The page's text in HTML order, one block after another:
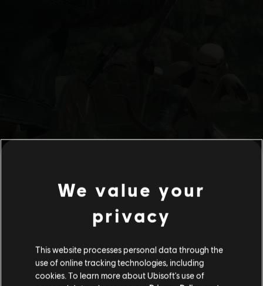
We value your
privacy
This website processes personal data through the
use of online tracking technologies, including
cookies. To learn more about Ubisoft's use of